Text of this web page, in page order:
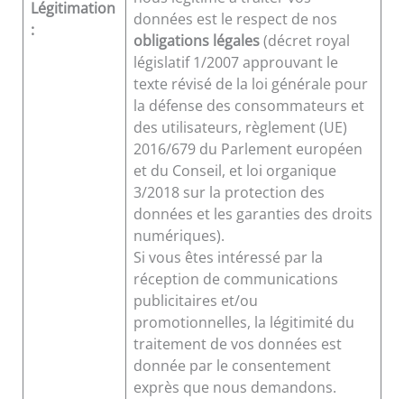
Légitimation
:
données est le respect de nos
obligations légales(décret royal
législatif 1/2007 approuvant le
texte révisé de la loi générale pour
la défense des consommateurs et
des utilisateurs, règlement (UE)
2016/679 du Parlement européen
et du Conseil, et loi organique
3/2018 sur la protection des
données et les garanties des droits
numériques).
Si vous êtes intéressé par la
réception de communications
publicitaires et/ou
promotionnelles, la légitimité du
traitement de vos données est
donnée par le consentement
exprès que nous demandons.